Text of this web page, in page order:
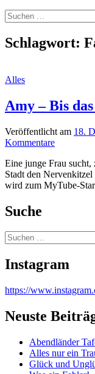
Suchen
nach:
Schlagwort:
Alles
Amy – Bis
Veröffentlicht am 18.
Kommentare
Eine junge Frau sucht,
Stadt den
wird zum MyTube-
Suche
Suchen
nach:
Instagram
https://
Neuste
Abendländer
Alles nur ein
Glück und